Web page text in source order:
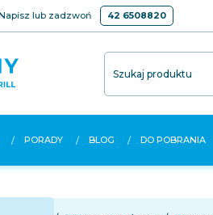
lub zadzwoń 42 6508820
Szukaj produktu
PORADY BLOG DO POBRANIA